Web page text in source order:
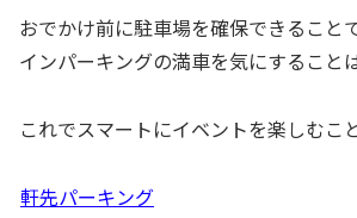
おでかけ前に駐車場を確保できること
インパーキングの満車を気にすること
これでスマートにイベントを楽しむこ
軒先パーキング